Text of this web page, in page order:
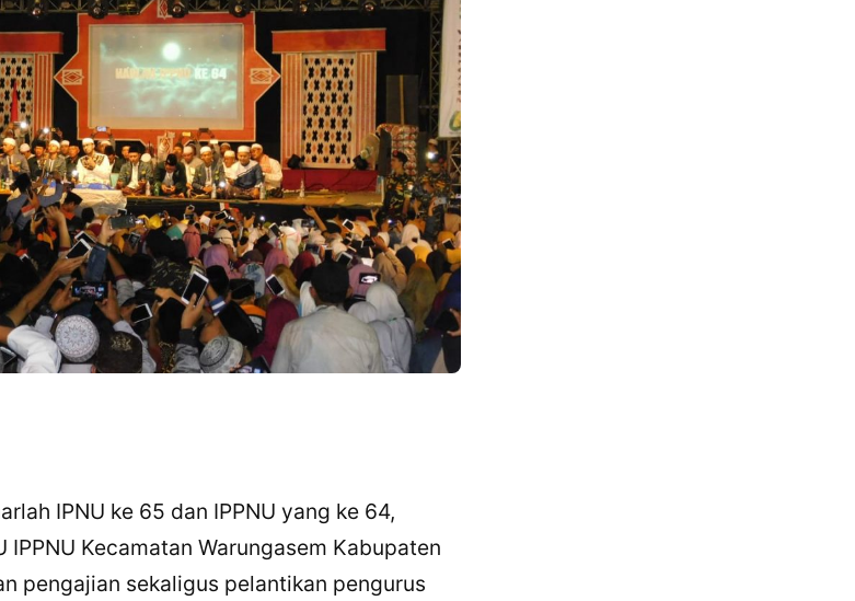
IPNU ke 65 dan IPPNU yang ke 64,
IPPNU Kecamatan Warungasem Kabupaten
pengajian sekaligus pelantikan pengurus